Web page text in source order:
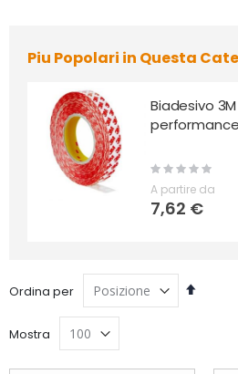
Piu Popolari in Questa
Biadesivo
Rating:
A partire da
7,62 €
Ordina per
Imposta
Mostra